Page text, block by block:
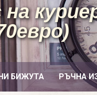
БИЖУТА РЪЧНА